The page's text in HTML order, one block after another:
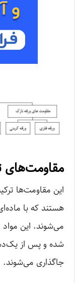
مقاومت‌های
این مقاومت‌ها
هستند که با
می‌شوند. این مواد
شده و پس از
جاگذاری می‌شوند.